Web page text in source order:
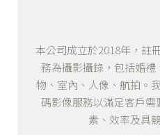
本公司成立於2018年，註
務為攝影攝錄，包括婚
物、室內、人像、航拍。
碼影像服務以滿足客戶
素、效率及具